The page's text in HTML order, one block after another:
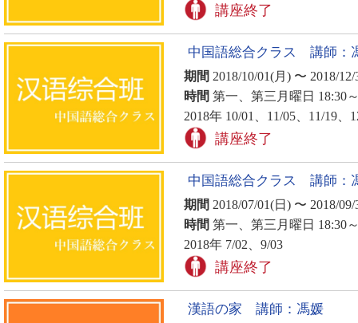
講座終了
中国語総合クラス 講師：
期間 2018/10/01(月) 〜 2018/
時間 第一、第三月曜日 18:30
2018年 10/01、11/05、11/19、
講座終了
中国語総合クラス 講師：
期間 2018/07/01(日) 〜 2018/
時間 第一、第三月曜日 18:30
2018年 7/02、9/03
講座終了
漢語の家 講師：馮媛